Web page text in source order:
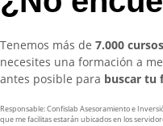
Tenemos más de 7.000
necesites una formación a
antes posible para buscar tu
Responsable: Confislab Asesoramiento e
que me facilitas estarán ubicados en los